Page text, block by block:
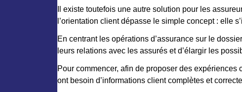
Il existe toutefois une autre solution pour les
l’orientation client dépasse le simple concept : elle
En centrant les opérations d’assurance sur le
leurs relations avec les assurés et d’élargir les
Pour commencer, afin de proposer des
ont besoin d’informations client complètes et